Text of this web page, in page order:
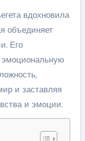
вдохновила
объединяет
Его
эмоциональную
и заставляя
и эмоции.